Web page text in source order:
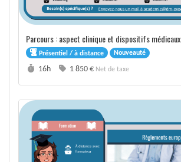
Parcours : aspect clinique et dispositifs médicaux
Présentiel / à distance Nouveauté
Durée :
16h Prix :
1 850 € Net de taxe